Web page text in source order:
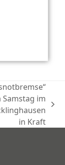
im
in Kraft